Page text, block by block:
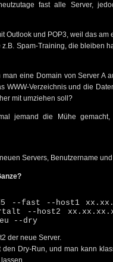
fast alle Server,
Outlook und POP3, weil das am
Spam-Training, die bleiben
eine Domain von Server A
WWW-Verzeichnis und die
mit umziehen soll?
jemand die Mühe
Servers, Benutzername
--fast --host1
--host2
--dry
der neue Server.
den Dry-Run, und man kann